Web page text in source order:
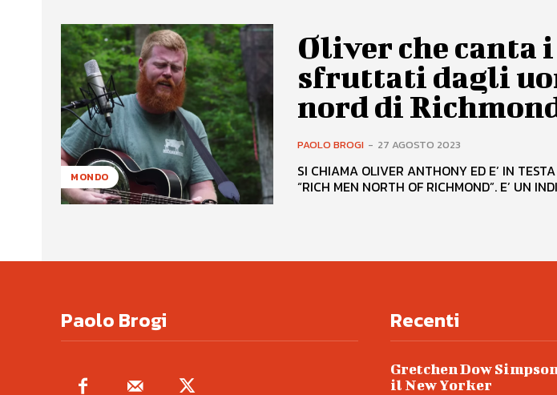
MONDO
Oliver che canta
sfruttati dagli
nord di
PAOLO BROGI - 27 AGOSTO 2023
SI CHIAMA OLIVER ANTHONY ED E’ IN
“RICH MEN
Paolo Brogi Recenti
Gretchen Dow
il New Yorker